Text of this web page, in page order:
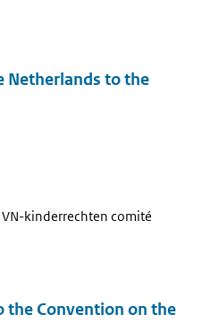
Netherlands to the
kinderrechten comité
the Convention on the